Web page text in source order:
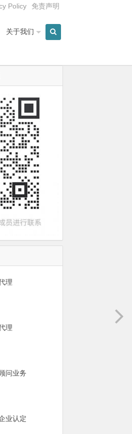
Policy 免责声明
关于我们
理
理
问业务
业认定